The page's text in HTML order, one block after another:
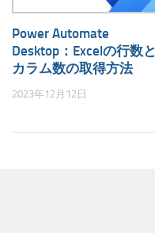
Power Automate
Desktop：Excelの行数と
カラム数の取得方法
2023年12月12日